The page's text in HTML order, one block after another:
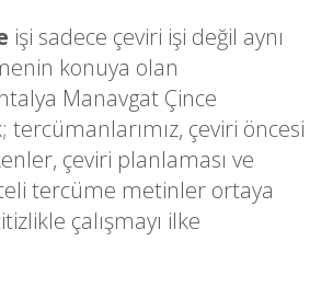
işi sadece çeviri işi değil aynı
konuya olan
Manavgat Çince
çeviri öncesi
çeviri planlaması ve
tercüme metinler ortaya
çalışmayı ilke